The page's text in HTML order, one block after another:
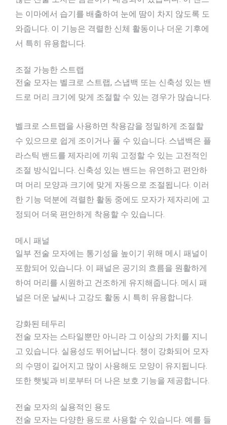
는 이마에서 습기를 배출하여 눈에 땀이 차지 않도록 도
와줍니다. 이 기능은 격렬한 신체 활동이나 더운 기후에
서 특히 유용합니다.
조절 가능한 스트랩
전술 모자는 벨크로 스트랩, 스냅백 또는 신축성 있는 밴
드로 머리 크기에 맞게 조절할 수 있는 경우가 많습니다.
벨크로 스트랩을 사용하면 착용감을 정밀하게 조절할
수 있으므로 쉽게 조이거나 풀 수 있습니다. 스냅백은 플
라스틱 밴드를 제자리에 끼워 고정할 수 있는 고전적인
조절 방식입니다. 신축성 있는 밴드는 유연하고 편안하
며 머리 모양과 크기에 맞게 자동으로 조절됩니다. 이러
한 기능 덕분에 격렬한 활동 중에도 모자가 제자리에 고
정되어 더욱 편안하게 착용할 수 있습니다.
메시 패널
일부 전술 모자에는 통기성을 높이기 위해 메시 패널이
포함되어 있습니다. 이 패널은 공기의 흐름을 원활하게
하여 머리를 시원하고 건조하게 유지해줍니다. 메시 패
널은 더운 날씨나 고강도 활동 시 특히 유용합니다.
강화된 테두리
전술 모자는 스타일뿐만 아니라 그 이상의 가치를 지니
고 있습니다. 실용성도 뛰어납니다. 챙이 강화되어 모자
의 수명이 길어지고 많이 사용해도 모양이 유지됩니다.
또한 햇빛과 비로부터 더 나은 보호 기능을 제공합니다.
전술 모자의 실용적인 용도
전술 모자는 다양한 용도로 사용할 수 있습니다. 예를 들